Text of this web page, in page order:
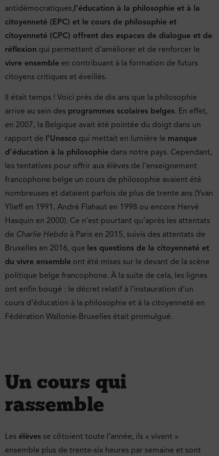
antidémocratiques,l’éducation à la philosophie et à la
citoyenneté (EPC) et le cours de philosophie et
citoyenneté (CPC) offrent des espaces de dialogue et de
réflexion qui permettent d’améliorer et de renforcer le
vivre ensemble en contribuant à la formation de futurs
citoyens critiques et éveillés.
Il était temps ! Voici près de dix ans que la philosophie
arrive au sein des programmes scolaires belges. En effet,
en 2007, la Belgique avait été pointée du doigt dans un
rapport de l’Unesco qui mettait en lumière le manque
d’éducation à la philosophie dans notre pays. Cependant,
les tentatives pour offrir aux élèves de l’enseignement
francophone belge un cours de philosophie avaient été
nombreuses et dataient parfois de plus de trente ans (Yvan
Ylieff en 1991, André Flahaut en 1998 ou encore Hervé
Hasquin en 2000). Ce n’est pourtant qu’après les attentats
de Charlie Hebdo à Paris en 2015, suivis des attentats de
Bruxelles en 2016, que les questions de la citoyenneté et
du vivre ensemble ont été mises sur le devant de la scène
politique belge francophone. À la suite de cela, les lignes
ont enfin bougé : le décret relatif à l’instauration d’un
cours d’éducation à la philosophie et à la citoyenneté en
Fédération Wallonie-Bruxelles était promulgué.
Un cours qui
rassemble
Les élèves se côtoient toute l’année, ils « vivent »
ensemble plus de trente-six heures par semaine et sont